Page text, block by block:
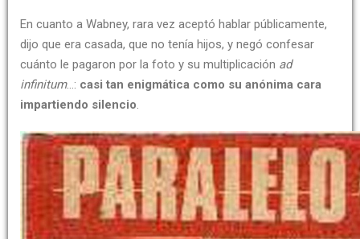
En cuanto a Wabney, rara vez aceptó hablar públicamente,
dijo que era casada, que no tenía hijos, y negó confesar
cuánto le pagaron por la foto y su multiplicación ad
infinitum…: casi tan enigmática como su anónima cara
impartiendo silencio.